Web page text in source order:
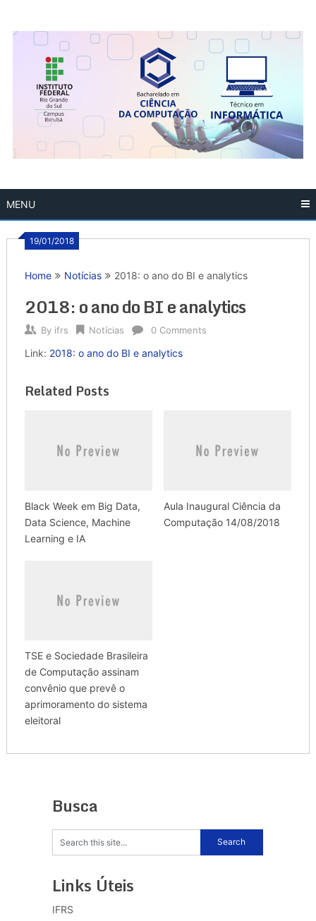
MENU
19/01/2018
Home Notícias 2018: o ano do BI e analytics
2018: o ano do BI e analytics
By ifrs Notícias 0 Comments
Link: 2018: o ano do BI e analytics
Related Posts
Black Week em Big Data,
Data Science, Machine
Learning e IA
Aula Inaugural Ciência da
Computação 14/08/2018
TSE e Sociedade Brasileira
de Computação assinam
convênio que prevê o
aprimoramento do sistema
eleitoral
Busca
Links Úteis
IFRS